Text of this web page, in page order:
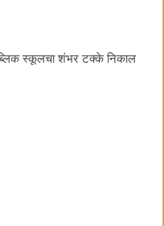
पब्लिक स्कूलचा शंभर टक्के निकाल